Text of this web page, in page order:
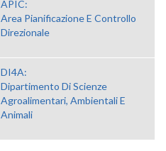
APIC:
Area Pianificazione E Controllo
Direzionale
DI4A:
Dipartimento Di Scienze
Agroalimentari, Ambientali E
Animali